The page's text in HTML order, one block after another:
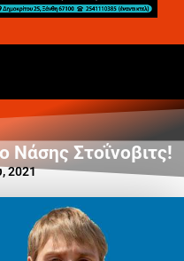
Νάσης Στοΐνοβιτς!
2021